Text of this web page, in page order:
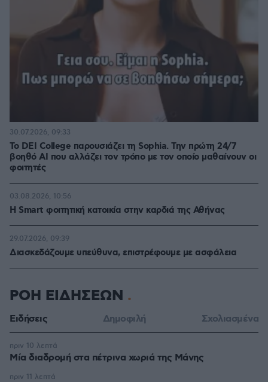
Το DEI College παρουσιάζει τη Sophia. Την πρώτη 24/7
βοηθό AI που αλλάζει τον τρόπο με τον οποίο μαθαίνουν οι
φοιτητές
30.07.2026, 09:33
Η Smart φοιτητική κατοικία στην καρδιά της Αθήνας
03.08.2026, 10:56
Διασκεδάζουμε υπεύθυνα, επιστρέφουμε με ασφάλεια
29.07.2026, 09:39
ΡΟΗ ΕΙΔΗΣΕΩΝ
Ειδήσεις Δημοφιλή Σχολιασμένα
Μία διαδρομή στα πέτρινα χωριά της Μάνης
πριν 10 λεπτά
πριν 11 λεπτά